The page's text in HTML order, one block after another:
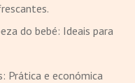
do bebé: Ideais para
Prática e económica